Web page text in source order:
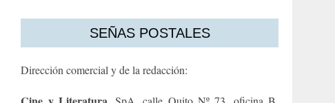
SEÑAS POSTALES
Dirección comercial y de la redacción: